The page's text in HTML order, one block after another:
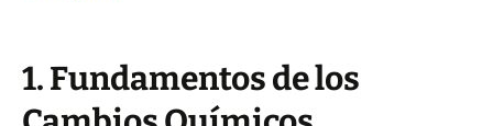
1. Fundamentos de los